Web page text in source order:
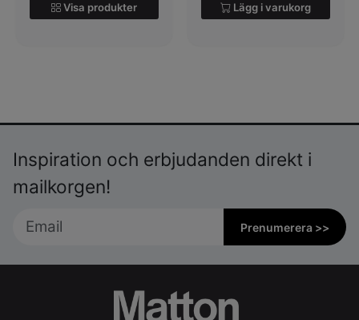
Visa produkter Lägg i varukorg
Inspiration och erbjudanden direkt i
mailkorgen!
Prenumerera >>